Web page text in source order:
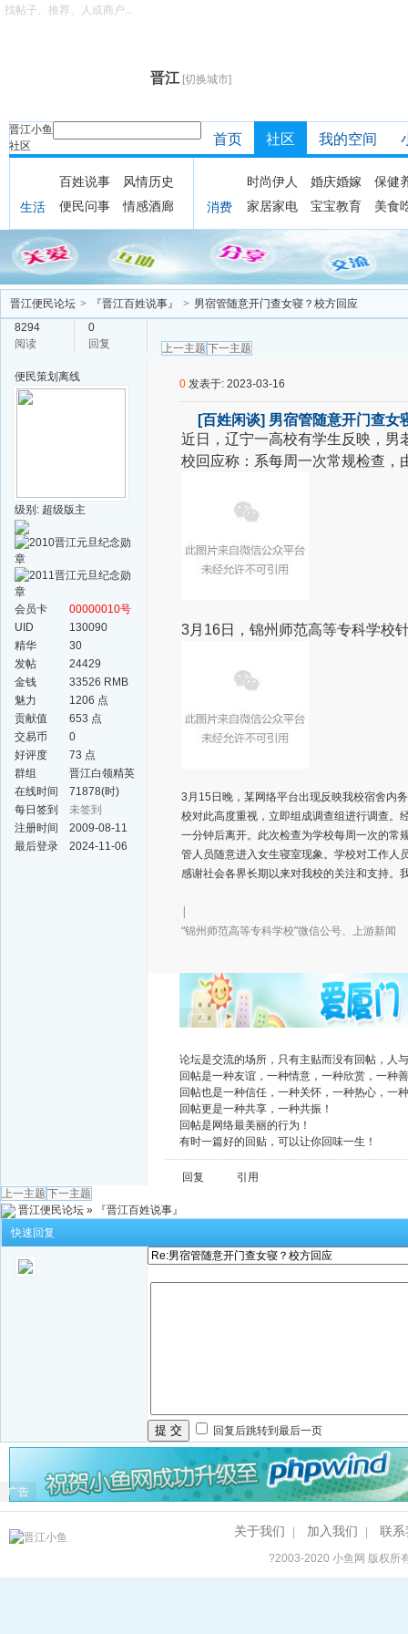
晋江 [切换城市]
晋江小鱼
社区
找帖子、推荐、人或商户...
首页 社区 我的空间
生活
百姓说事
风情历史
便民问事
情感酒廊 消费
时尚伊人 婚庆婚嫁
保健
家居家电
宝宝教育 美食
晋江便民论坛 > 『晋江百姓说事』 > 男宿管随意开门查女寝？校方回应
8294
阅读
0
回复
上一主题 下一主题
便民策划 离线
级别: 超级版主
会员卡
00000010号
UID
130090
精华
30
发帖
24429
金钱
33526 RMB
魅力
1206 点
贡献值
653 点
交易币
0
好评度
73 点
群组
晋江白领精英
群
在线时间
71878(时)
每日签到
未签到
注册时间
2009-08-11
最后登录
2024-11-06
0 发表于: 2023-03-16
[百姓闲谈] 男宿管随意开门查女
近日，辽宁一高校有学生反映，男
校回应称：系每周一次常规检查，
3月16日，锦州师范高等专科学校
3月15日晚，某网络平台出现反映我校宿舍内
校对此高度重视，立即组成调查组进行调查。
一分钟后离开。此次检查为学校每周一次的常
管人员随意进入女生寝室现象。学校对工作人
感谢社会各界长期以来对我校的关注和支持。
|
“锦州师范高等专科学校”微信公号、上游新闻
广告
论坛是交流的场所，只有主贴而没有回帖，人
回帖是一种友谊，一种情意，一种欣赏，一种
回帖也是一种信任，一种关怀，一种热心，一
回帖更是一种共享，一种共振！
回帖是网络最美丽的行为！
有时一篇好的回贴，可以让你回味一生！
回复
引用
上一主题 下一主题
晋江便民论坛 »
『晋江百姓说事』
快速回复
提 交 回复后跳转到最后一页
广告
关于我们 加入我们 联系
?2003-2020小鱼网 版权所